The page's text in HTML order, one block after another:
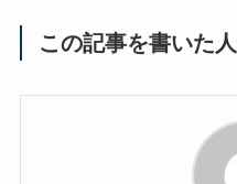
この記事を書いた人